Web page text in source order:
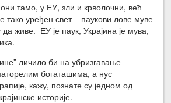
тамо, у ЕУ, зли и крволочни, већ
тако уређен свет – паукови лове муве
да живе. ЕУ је паук, Украјина је мува,
личило би на убризгавање
богаташима, а нус
кажу, познате су једном од
историје.